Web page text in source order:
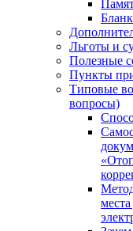
Льготы и
Полезные
Пункты
Типовые
вопросы)